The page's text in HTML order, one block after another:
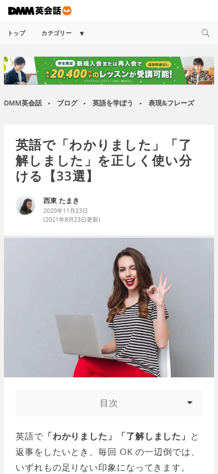
トップ カテゴリー
Expand
menu
DMM英会話 ► ブログ ► 英語を学ぼう ► 表現&フレーズ
英語で「わかりました」「了
解しました」を正しく使い分
ける【33選】
西東 たまき
2020年11月23日
(2021年8月23日更新)
目次
英語で「わかりました」「了解しました」 と
返事をしたいとき、毎回 OK の一辺倒では、
いずれもの足りない印象になってきます。